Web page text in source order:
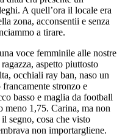
A quell’ora il locale era
zona, acconsentii e senza
a tirare.
voce femminile alle nostre
aspetto piuttosto
occhiali ray ban, naso un
stronzo e
basso e maglia da football
1,75. Carina, ma non
segno, cosa che visto
non importargliene.